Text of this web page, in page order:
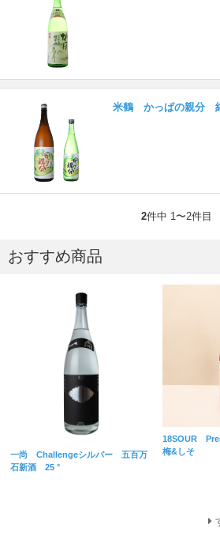
米鶴 かっぱの親分
2件中 1〜2件目
おすすめ商品
一尚 Challengeシルバー 五百万
石新酒 25 °
18SOUR
梅&しそ